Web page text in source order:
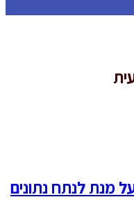
מנת לנתח נתונים